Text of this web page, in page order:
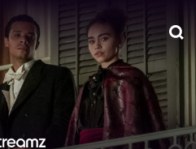
Interview with the